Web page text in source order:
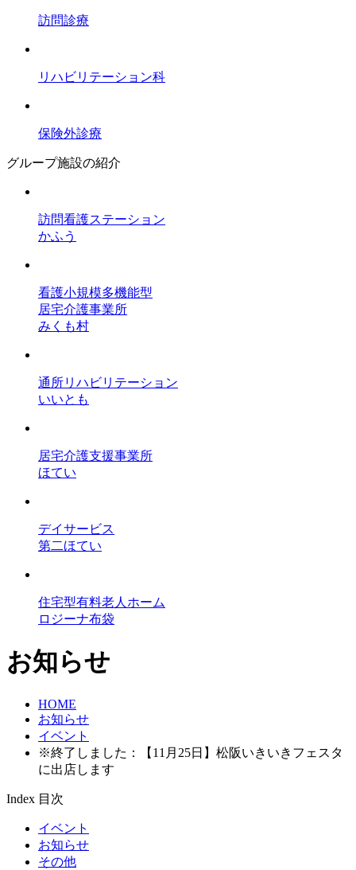
訪問診療
リハビリテーション科
保険外診療
グループ施設の紹介
訪問看護ステーション
かふう
看護小規模多機能型
居宅介護事業所
みくも村
通所リハビリテーション
いいとも
居宅介護支援事業所
ほてい
デイサービス
第二ほてい
住宅型有料老人ホーム
ロジーナ布袋
お知らせ
HOME
お知らせ
イベント
※終了しました：【11月25日】松阪いきいきフェスタ
に出店します
Index 目次
イベント
お知らせ
その他